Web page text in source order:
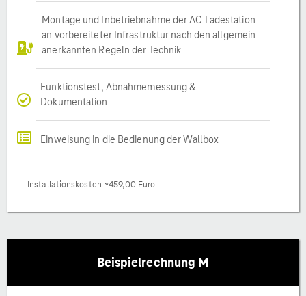
Montage und Inbetriebnahme der AC Ladestation
an vorbereiteter Infrastruktur nach den allgemein
anerkannten Regeln der Technik
Funktionstest, Abnahmemessung &
Dokumentation
Einweisung in die Bedienung der Wallbox
Installationskosten ~459,00 Euro
Beispielrechnung M